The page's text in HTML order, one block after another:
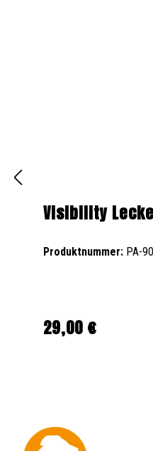
Visibility
Produktnummer: PA-
Regulärer Preis:
29,00 €